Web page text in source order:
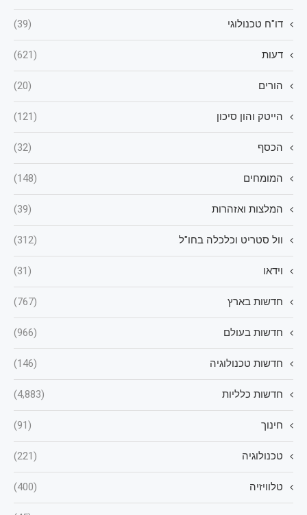
דו"ח טכנולוגי (39)
דעות (621)
הורים (20)
הייטק והון סיכון (121)
הכסף (32)
המומחים (148)
המלצות ואזהרות (39)
וול סטריט וכלכלה בחו"ל (312)
וידאו (31)
חדשות בארץ (767)
חדשות בעולם (966)
חדשות טכנולוגיה (146)
חדשות כלליות (4,883)
חינוך (91)
טכנולוגיה (221)
טלוויזיה (400)